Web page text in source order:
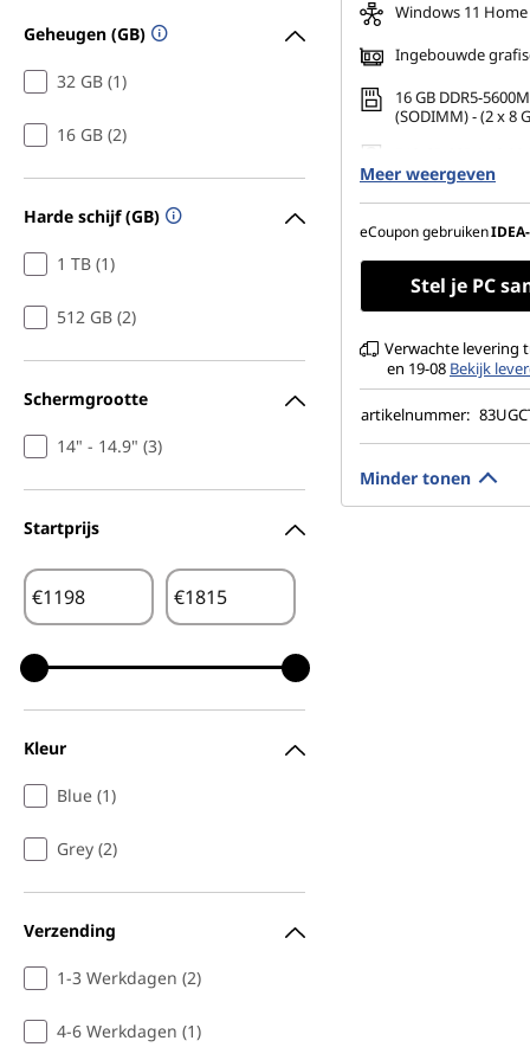
Geheugen (GB)
32 GB (1)
16 GB (2)
Harde schijf (GB)
1 TB (1)
512 GB (2)
Schermgrootte
14" - 14.9" (3)
Startprijs
€ €
Kleur
Blue (1)
Grey (2)
Verzending
1-3 Werkdagen (2)
4-6 Werkdagen (1)
Windows 11 Home
Ingebouwde
16 GB DDR5-
(SODIMM) - (2 x 8
Gen4 QLC
14" WUXGA (1920
spiegelend, touch,
Meer weergeven
eCoupon gebruiken
Stel je PC
Verwachte levering
en 19-08 Bekijk
artikelnummer:
Minder tonen